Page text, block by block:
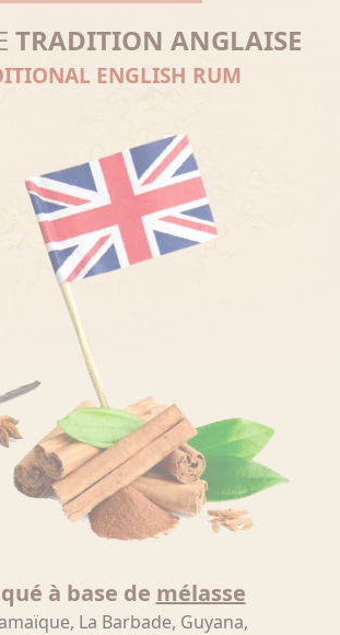
TRADITION ANGLAISE
ENGLISH RUM
à base de mélasse
La Barbade, Guyana,